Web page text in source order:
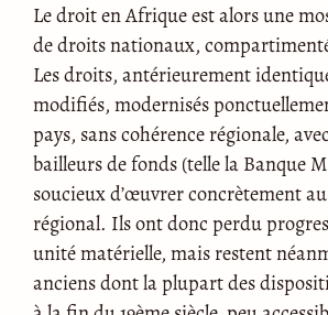
Le droit en Afrique est alors une
de droits nationaux,
Les droits, antérieurement
modifiés, modernisés
pays, sans cohérence régionale,
bailleurs de fonds (telle la Banque
soucieux d’œuvrer concrètement
régional. Ils ont donc perdu
unité matérielle, mais restent
anciens dont la plupart des